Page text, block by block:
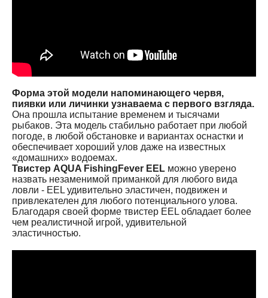
Форма этой модели напоминающего червя,
пиявки или личинки узнаваема с первого взгляда.
Она прошла испытание временем и тысячами
рыбаков. Эта модель стабильно работает при любой
погоде, в любой обстановке и вариантах оснастки и
обеспечивает хороший улов даже на известных
«домашних» водоемах.
Твистер AQUA FishingFever EEL можно уверено
назвать незаменимой приманкой для любого вида
ловли - EEL удивительно эластичен, подвижен и
привлекателен для любого потенциального улова.
Благодаря своей форме твистер EEL обладает более
чем реалистичной игрой, удивительной
эластичностью.